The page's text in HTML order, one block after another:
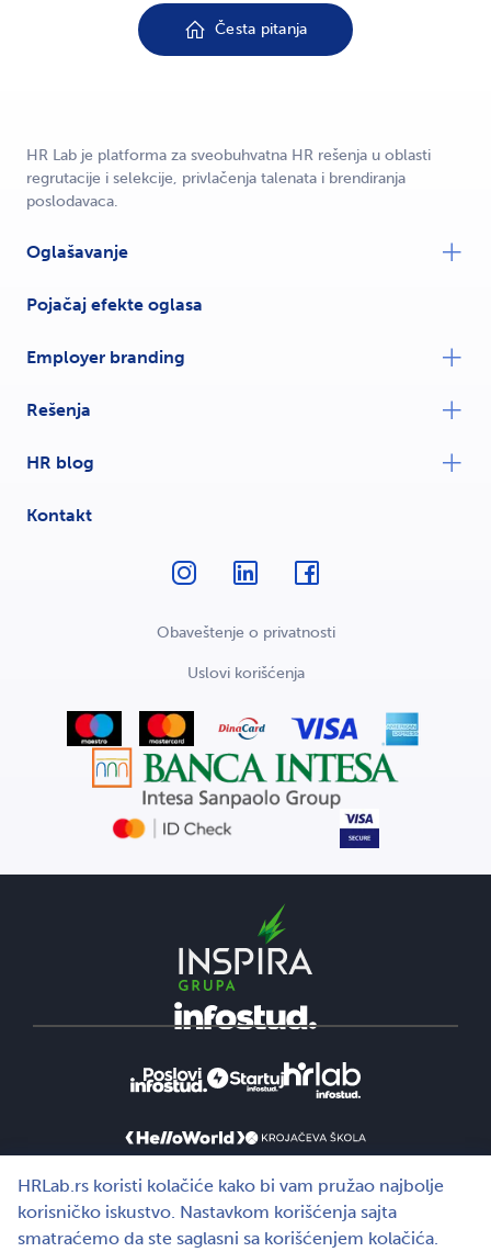
Česta pitanja
HR Lab je platforma za sveobuhvatna HR rešenja u oblasti
regrutacije i selekcije, privlačenja talenata i brendiranja
poslodavaca.
Oglašavanje
Pojačaj efekte oglasa
Employer branding
Rešenja
HR blog
Kontakt
Obaveštenje o privatnosti
Uslovi korišćenja
HRLab.rs koristi kolačiće kako bi vam pružao najbolje
korisničko iskustvo. Nastavkom korišćenja sajta
smatraćemo da ste saglasni sa korišćenjem kolačića.